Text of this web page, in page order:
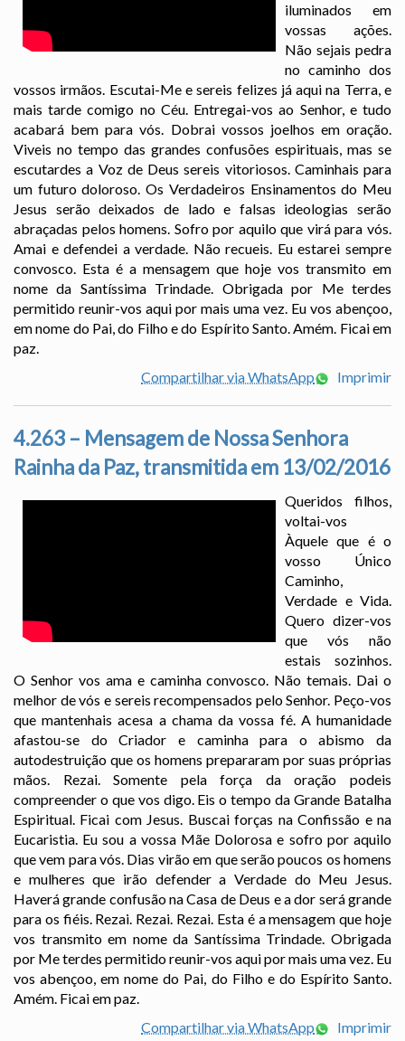
iluminados em
vossas ações.
Não sejais pedra
no caminho dos
vossos irmãos. Escutai-Me e sereis felizes já aqui na Terra, e
mais tarde comigo no Céu. Entregai-vos ao Senhor, e tudo
acabará bem para vós. Dobrai vossos joelhos em oração.
Viveis no tempo das grandes confusões espirituais, mas se
escutardes a Voz de Deus sereis vitoriosos. Caminhais para
um futuro doloroso. Os Verdadeiros Ensinamentos do Meu
Jesus serão deixados de lado e falsas ideologias serão
abraçadas pelos homens. Sofro por aquilo que virá para vós.
Amai e defendei a verdade. Não recueis. Eu estarei sempre
convosco. Esta é a mensagem que hoje vos transmito em
nome da Santíssima Trindade. Obrigada por Me terdes
permitido reunir-vos aqui por mais uma vez. Eu vos abençoo,
em nome do Pai, do Filho e do Espírito Santo. Amém. Ficai em
paz.
Compartilhar via WhatsApp
Imprimir
4.263 – Mensagem de Nossa Senhora
Rainha da Paz, transmitida em 13/02/2016
Queridos filhos,
voltai-vos
Àquele que é o
vosso Único
Caminho,
Verdade e Vida.
Quero dizer-vos
que vós não
estais sozinhos.
O Senhor vos ama e caminha convosco. Não temais. Dai o
melhor de vós e sereis recompensados pelo Senhor. Peço-vos
que mantenhais acesa a chama da vossa fé. A humanidade
afastou-se do Criador e caminha para o abismo da
autodestruição que os homens prepararam por suas próprias
mãos. Rezai. Somente pela força da oração podeis
compreender o que vos digo. Eis o tempo da Grande Batalha
Espiritual. Ficai com Jesus. Buscai forças na Confissão e na
Eucaristia. Eu sou a vossa Mãe Dolorosa e sofro por aquilo
que vem para vós. Dias virão em que serão poucos os homens
e mulheres que irão defender a Verdade do Meu Jesus.
Haverá grande confusão na Casa de Deus e a dor será grande
para os fiéis. Rezai. Rezai. Rezai. Esta é a mensagem que hoje
vos transmito em nome da Santíssima Trindade. Obrigada
por Me terdes permitido reunir-vos aqui por mais uma vez. Eu
vos abençoo, em nome do Pai, do Filho e do Espírito Santo.
Amém. Ficai em paz.
Compartilhar via WhatsApp
Imprimir